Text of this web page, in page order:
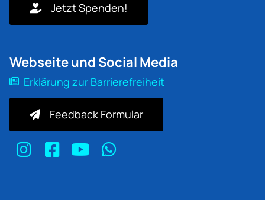
Jetzt Spenden!
Webseite und Social Media
Erklärung zur Barrierefreiheit
Feedback Formular